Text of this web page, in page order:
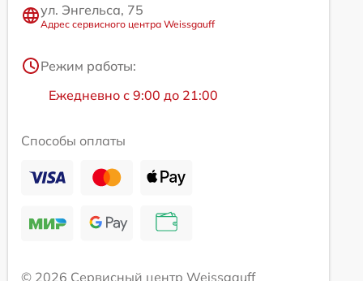
ул. Энгельса, 75
Адрес сервисного центра Weissgauff
Режим работы:
Ежедневно с 9:00 до 21:00
Способы оплаты
© 2026 Сервисный центр Weissgauff